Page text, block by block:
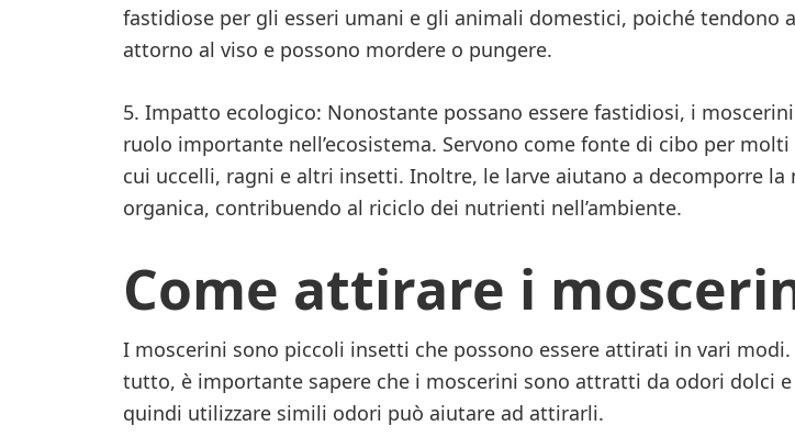
fastidiose per gli esseri umani e gli animali domestici, poiché tendono
attorno al viso e possono mordere o pungere.
5. Impatto ecologico: Nonostante possano essere fastidiosi, i
ruolo importante nell’ecosistema. Servono come fonte di cibo per
cui uccelli, ragni e altri insetti. Inoltre, le larve aiutano a decomporre la
organica, contribuendo al riciclo dei nutrienti nell’ambiente.
Come attirare i
I moscerini sono piccoli insetti che possono essere attirati in vari modi.
tutto, è importante sapere che i moscerini sono attratti da odori dolci
quindi utilizzare simili odori può aiutare ad attirarli.